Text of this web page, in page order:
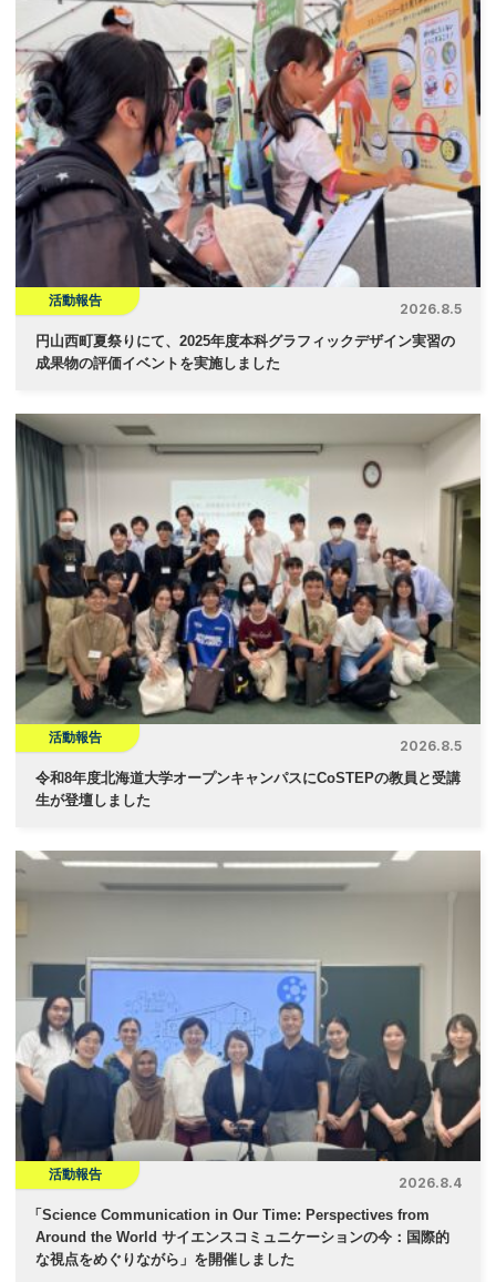
ゲ
ー
シ
ョ
ン
活動報告
2026.8.5
円山西町夏祭りにて、2025年度本科グラフィックデザイン実習の
成果物の評価イベントを実施しました
活動報告
2026.8.5
令和8年度北海道大学オープンキャンパスにCoSTEPの教員と受講
生が登壇しました
活動報告
2026.8.4
「 Science Communication in Our Time: Perspectives from
Around the World サイエンスコミュニケーションの今：国際的
な視点をめぐりながら」を開催しました